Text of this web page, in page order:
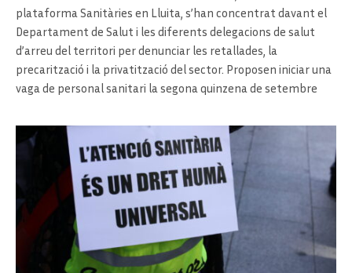
plataforma Sanitàries en Lluita, s’han concentrat davant el
Departament de Salut i les diferents delegacions de salut
d’arreu del territori per denunciar les retallades, la
precarització i la privatització del sector. Proposen iniciar una
vaga de personal sanitari la segona quinzena de setembre